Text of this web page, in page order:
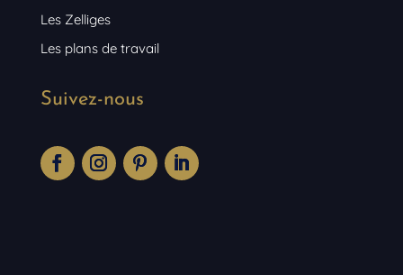
Les Zelliges
Les plans de travail
Suivez-nous